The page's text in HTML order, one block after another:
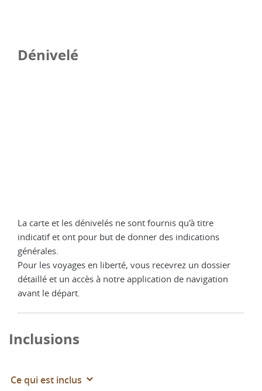
Dénivelé
La carte et les dénivelés ne sont fournis qu'à titre
indicatif et ont pour but de donner des indications
générales.
Pour les voyages en liberté, vous recevrez un dossier
détaillé et un accès à notre application de navigation
avant le départ.
Inclusions
Ce qui est inclus